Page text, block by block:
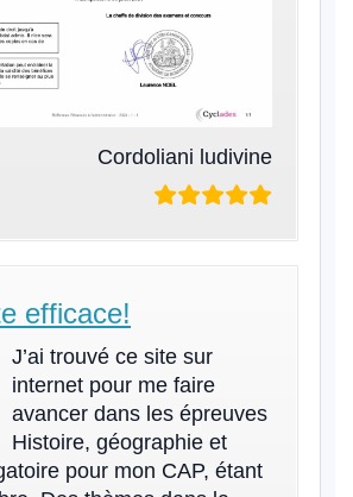
Cordoliani ludivine
efficace!
J’ai trouvé ce site sur
internet pour me faire
avancer dans les épreuves
Histoire, géographie et
pour mon CAP, étant